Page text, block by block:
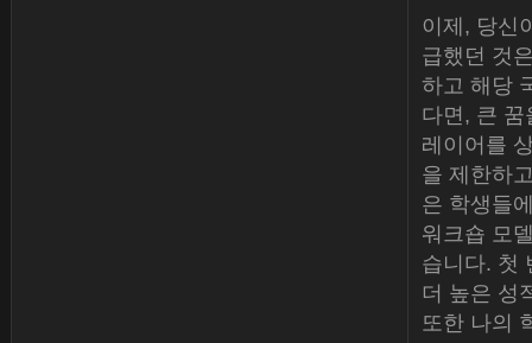
이제, 당신
급했던 것
하고 해당
다면, 큰
레이어를
을 제한하
은 학생들
워크숍 모
습니다. 첫
더 높은 성
또한 나의